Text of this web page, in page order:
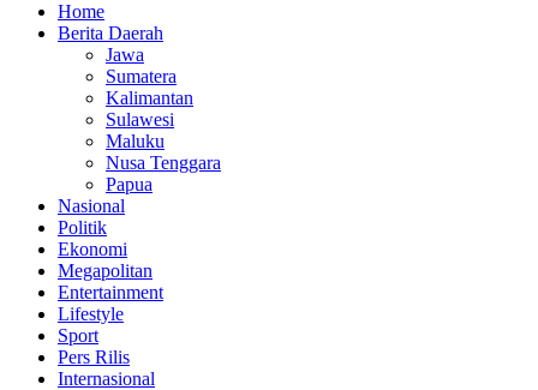
Home
Berita Daerah
Jawa
Sumatera
Kalimantan
Sulawesi
Maluku
Nusa Tenggara
Papua
Nasional
Politik
Ekonomi
Megapolitan
Entertainment
Lifestyle
Sport
Pers Rilis
Internasional